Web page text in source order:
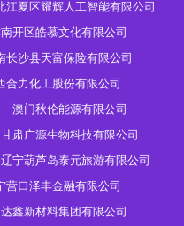
江夏区耀辉人工智能有限公司
开区皓慕文化有限公司
长沙县天富保险有限公司
合力化工股份有限公司
澳门秋伦能源有限公司
甘肃广源生物科技有限公司
辽宁葫芦岛泰元旅游有限公司
营口泽丰金融有限公司
鑫新材料集团有限公司